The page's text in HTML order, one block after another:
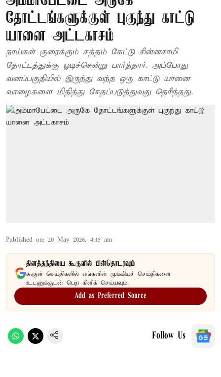
தோட்டங்களுக்குள் புகுந்து காட்டு
யானை அட்டகாசம்
நாய்கள் குரைக்கும் சத்தம் கேட்டு சின்னசாமி
தோட்டத்துக்கு ஓடிச்சென்று பார்த்தார். அப்போது
வனப்பகுதியில் இருந்து வந்த ஒரு காட்டு யானை
வாழைகளை மிதித்து சேதப்படுத்துவது தெரிந்தது.
Published on: 20 May 2026, 4:15 am
தினத்தந்தியை கூகுளில் பின்தொடரவும்
கூகுள் செய்திகளில் எங்களின் முக்கியச் செய்திகளை
உடனுக்குடன் பெற கிளிக் செய்யவும்.
Add as Preferred Source
Follow Us